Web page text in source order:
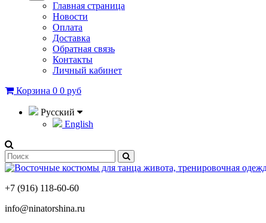
Главная страница
Новости
Оплата
Доставка
Обратная связь
Контакты
Личный кабинет
Корзина 0 0 руб
Русский
English
+7 (916) 118-60-60
info@ninatorshina.ru